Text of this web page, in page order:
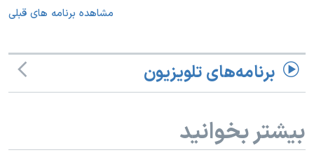
مشاهده برنامه های قبلی
برنامه‌های تلویزیون
بیشتر بخوانید